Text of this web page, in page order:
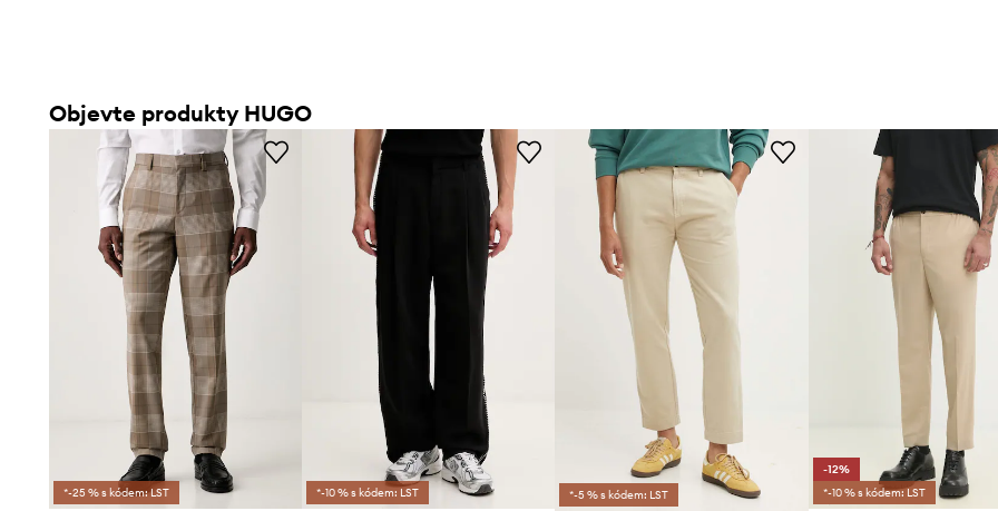
Objevte produkty HUGO
*-25 % s kódem: LST *-10 % s kódem: LST *-5 % s kódem: LST
-12%
*-10 % s kódem: LST